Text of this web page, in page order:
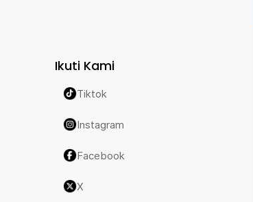
Ikuti Kami
Tiktok
Instagram
Facebook
X